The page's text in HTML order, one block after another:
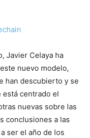
Javier Celaya ha
nuevo modelo,
han descubierto y se
está centrado el
nuevas sobre las
conclusiones a las
ser el año de los